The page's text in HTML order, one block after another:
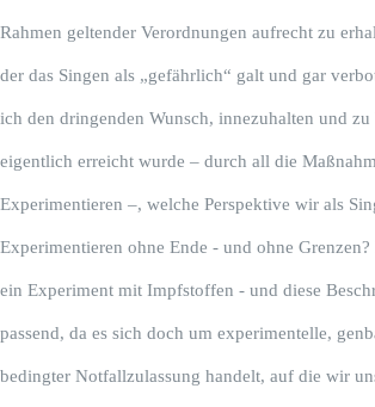
Rahmen geltender Verordnungen aufrecht zu
der das Singen als „gefährlich“ galt und gar
ich den dringenden Wunsch, innezuhalten und zu
eigentlich erreicht wurde – durch all die
Experimentieren –, welche Perspektive wir als
Experimentieren ohne Ende - und ohne
ein Experiment mit Impfstoffen - und diese
passend, da es sich doch um experimentelle,
bedingter Notfallzulassung handelt, auf die wir